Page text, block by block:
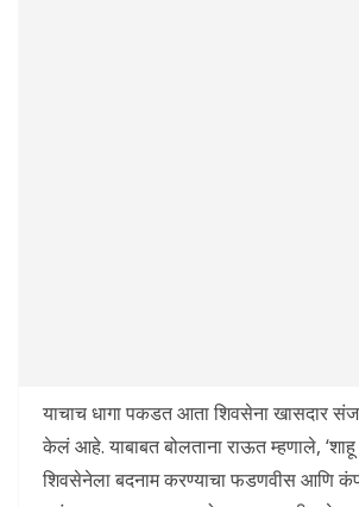
याचाच धागा पकडत आता शिवसेना खासदार
केलं आहे. याबाबत बोलताना राऊत म्हणाले,
शिवसेनेला बदनाम करण्याचा फडणवीस आणि